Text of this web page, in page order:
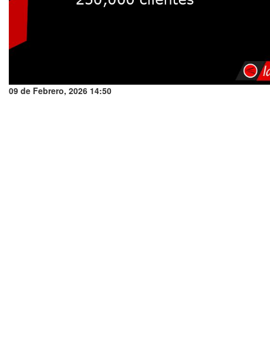
09 de Febrero, 2026 14:50